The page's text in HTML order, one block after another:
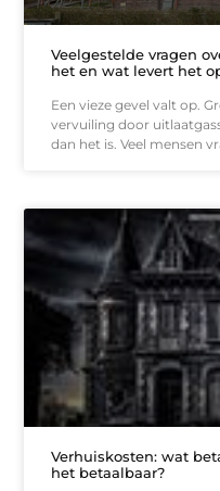
Veelgestelde vragen
het en wat levert het
Een vieze gevel valt op.
vervuiling door
dan het is. Veel mensen
Verhuiskosten: wat
het betaalbaar?